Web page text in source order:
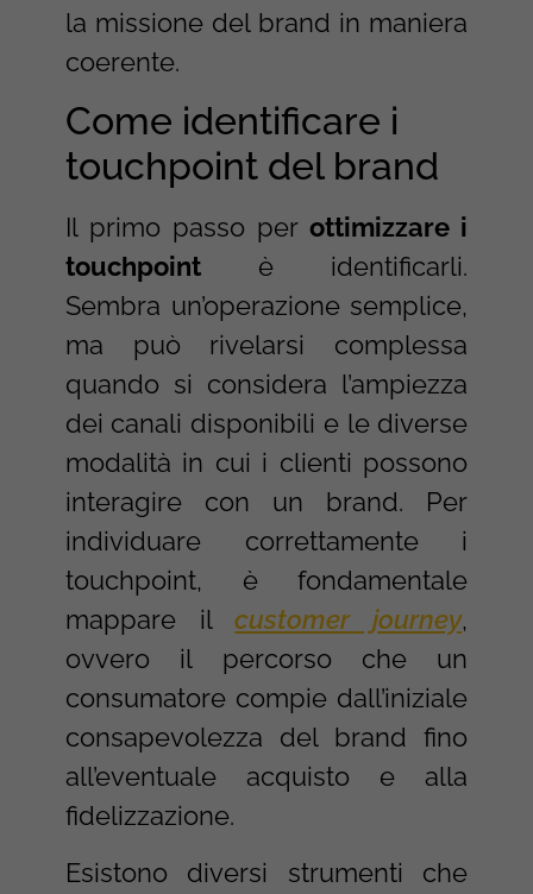
la missione del brand in maniera
coerente.
Come identificare i
touchpoint del brand
Il primo passo perottimizzare i
touchpoint è identificarli.
Sembra un’operazione semplice,
ma può rivelarsi complessa
quando si considera l’ampiezza
dei canali disponibili e le diverse
modalità in cui i clienti possono
interagire con un brand. Per
individuare correttamente i
touchpoint, è fondamentale
mappare ilcustomer journey,
ovvero il percorso che un
consumatore compie dall’iniziale
consapevolezza del brand fino
all’eventuale acquisto e alla
fidelizzazione.
Esistono diversi strumenti che